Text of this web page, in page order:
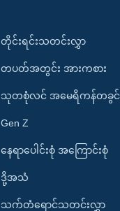
တိုင်းရင်းသတင်းလွှာ
တပတ်အတွင်း အားကစား
သုတစုံလင် အမေရိကန်တခွင်
Gen Z
နေရာပေါင်းစုံ အကြောင်းစုံ
ဒို့အသံ
သက်တံရောင်သတင်းလွှာ